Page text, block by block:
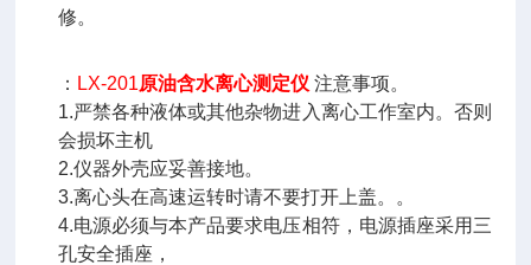
修。
： LX-201原油含水离心测定仪 注意事项。
1.严禁各种液体或其他杂物进入离心工作室内。否则
会损坏主机
2.仪器外壳应妥善接地。
3.离心头在高速运转时请不要打开上盖。。
4.电源必须与本产品要求电压相符，电源插座采用三
孔安全插座，